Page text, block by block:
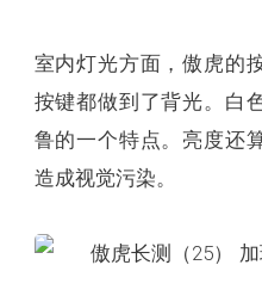
室内灯光方面，傲虎的
按键都做到了背光。白
鲁的一个特点。亮度还
造成视觉污染。